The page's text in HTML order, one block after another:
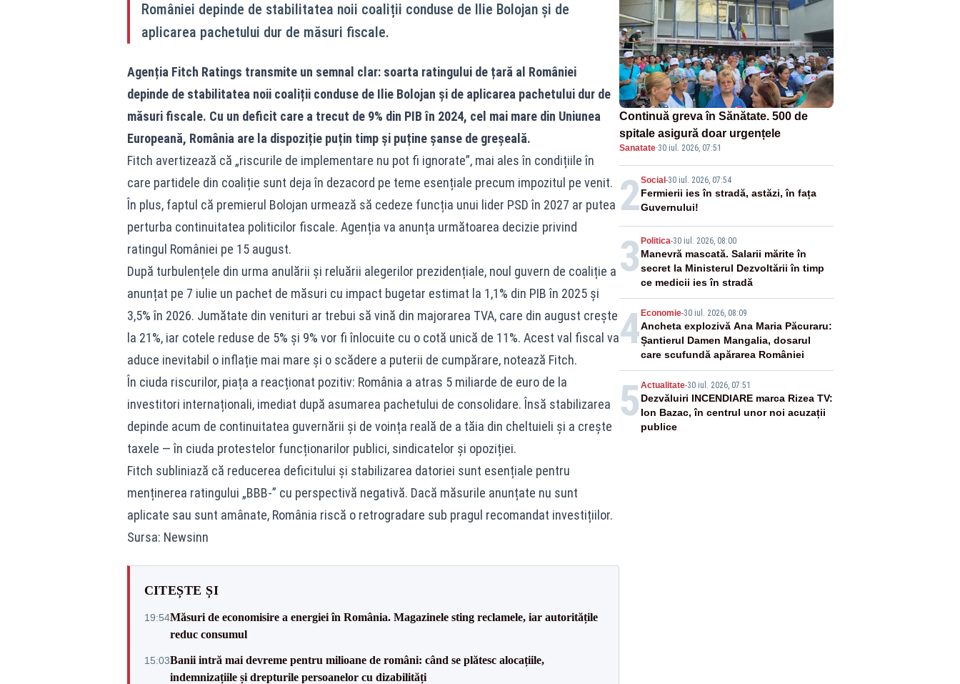
României depinde de stabilitatea noii coaliții conduse de Ilie Bolojan și de
aplicarea pachetului dur de măsuri fiscale.
Agenția Fitch Ratings transmite un semnal clar: soarta ratingului de țară al României
depinde de stabilitatea noii coaliții conduse de Ilie Bolojan și de aplicarea pachetului dur de
măsuri fiscale. Cu un deficit care a trecut de 9% din PIB în 2024, cel mai mare din Uniunea
Europeană, România are la dispoziție puțin timp și puține șanse de greșeală.
Fitch avertizează că „riscurile de implementare nu pot fi ignorate”, mai ales în condițiile în
care partidele din coaliție sunt deja în dezacord pe teme esențiale precum impozitul pe venit.
În plus, faptul că premierul Bolojan urmează să cedeze funcția unui lider PSD în 2027 ar putea
perturba continuitatea politicilor fiscale. Agenția va anunța următoarea decizie privind
ratingul României pe 15 august.
După turbulențele din urma anulării și reluării alegerilor prezidențiale, noul guvern de coaliție a
anunțat pe 7 iulie un pachet de măsuri cu impact bugetar estimat la 1,1% din PIB în 2025 și
3,5% în 2026. Jumătate din venituri ar trebui să vină din majorarea TVA, care din august crește
la 21%, iar cotele reduse de 5% și 9% vor fi înlocuite cu o cotă unică de 11%. Acest val fiscal va
aduce inevitabil o inflație mai mare și o scădere a puterii de cumpărare, notează Fitch.
În ciuda riscurilor, piața a reacționat pozitiv: România a atras 5 miliarde de euro de la
investitori internaționali, imediat după asumarea pachetului de consolidare. Însă stabilizarea
depinde acum de continuitatea guvernării și de voința reală de a tăia din cheltuieli și a crește
taxele — în ciuda protestelor funcționarilor publici, sindicatelor și opoziției.
Fitch subliniază că reducerea deficitului și stabilizarea datoriei sunt esențiale pentru
menținerea ratingului „BBB-” cu perspectivă negativă. Dacă măsurile anunțate nu sunt
aplicate sau sunt amânate, România riscă o retrogradare sub pragul recomandat investițiilor.
Sursa: Newsinn
CITEȘTE ȘI
19:54Măsuri de economisire a energiei în România. Magazinele sting reclamele, iar autoritățile
reduc consumul
15:03Banii intră mai devreme pentru milioane de români: când se plătesc alocațiile,
indemnizațiile și drepturile persoanelor cu dizabilități
Continuă greva în Sănătate. 500 de
spitale asigură doar urgențele
Sanatate·30 iul. 2026, 07:51
2Social -30 iul. 2026, 07:54
Fermierii ies în stradă, astăzi, în fața
Guvernului!
3 Politica-30 iul. 2026, 08:00
Manevră mascată. Salarii mărite în
secret la Ministerul Dezvoltării în timp
ce medicii ies în stradă
4 Economie-30 iul. 2026, 08:09
Ancheta explozivă Ana Maria Păcuraru:
Șantierul Damen Mangalia, dosarul
care scufundă apărarea României
5 Actualitate-30 iul. 2026, 07:51
Dezvăluiri INCENDIARE marca Rizea TV:
Ion Bazac, în centrul unor noi acuzații
publice